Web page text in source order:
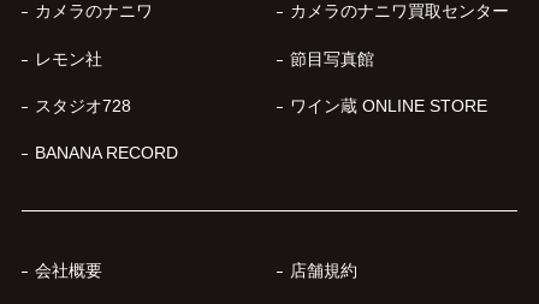
カメラのナニワ カメラのナニワ買取センター
レモン社 節目写真館
スタジオ728 ワイン蔵 ONLINE STORE
BANANA RECORD
会社概要 店舗規約